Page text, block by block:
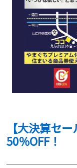
【大決算セ
50％OFF！